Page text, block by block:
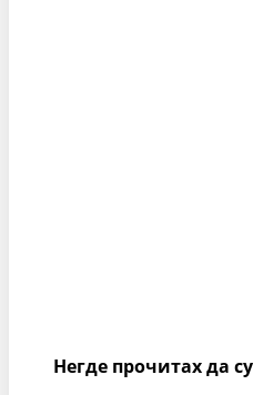
Негде прочитах да